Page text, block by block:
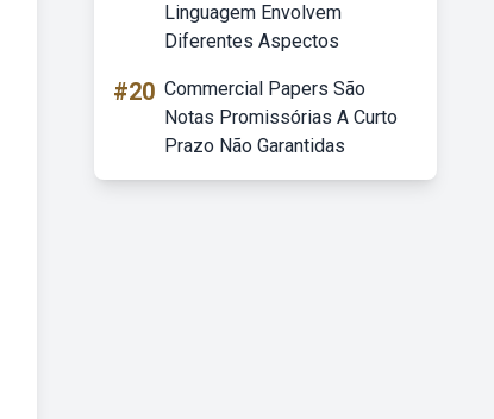
Linguagem Envolvem
Diferentes Aspectos
#20 Commercial Papers São
Notas Promissórias A Curto
Prazo Não Garantidas